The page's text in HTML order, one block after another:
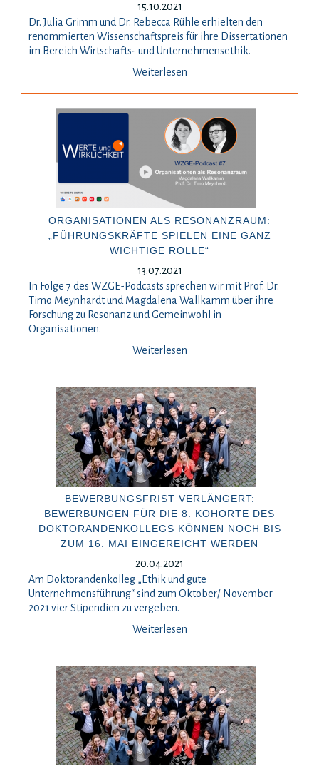
15.10.2021
Dr. Julia Grimm und Dr. Rebecca Rühle erhielten den
renommierten Wissenschaftspreis für ihre Dissertationen
im Bereich Wirtschafts- und Unternehmensethik.
Weiterlesen
ORGANISATIONEN ALS RESONANZRAUM:
„FÜHRUNGSKRÄFTE SPIELEN EINE GANZ
WICHTIGE ROLLE“
13.07.2021
In Folge 7 des WZGE-Podcasts sprechen wir mit Prof. Dr.
Timo Meynhardt und Magdalena Wallkamm über ihre
Forschung zu Resonanz und Gemeinwohl in
Organisationen.
Weiterlesen
BEWERBUNGSFRIST VERLÄNGERT:
BEWERBUNGEN FÜR DIE 8. KOHORTE DES
DOKTORANDENKOLLEGS KÖNNEN NOCH BIS
ZUM 16. MAI EINGEREICHT WERDEN
20.04.2021
Am Doktorandenkolleg „Ethik und gute
Unternehmensführung“ sind zum Oktober/ November
2021 vier Stipendien zu vergeben.
Weiterlesen